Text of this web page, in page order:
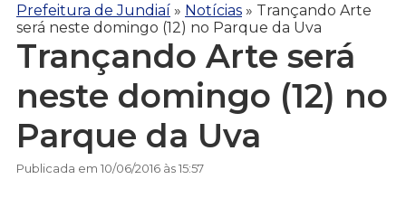
Prefeitura de Jundiaí » Notícias » Trançando Arte
será neste domingo (12) no Parque da Uva
Trançando Arte será
neste domingo (12) no
Parque da Uva
Publicada em 10/06/2016 às 15:57